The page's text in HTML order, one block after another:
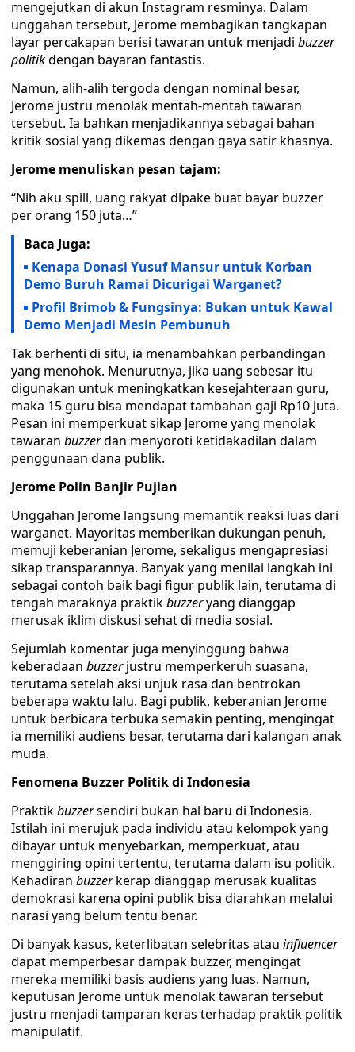
mengejutkan di akun Instagram resminya. Dalam
unggahan tersebut, Jerome membagikan tangkapan
layar percakapan berisi tawaran untuk menjadi buzzer
politikdengan bayaran fantastis.
Namun, alih-alih tergoda dengan nominal besar,
Jerome justru menolak mentah-mentah tawaran
tersebut. Ia bahkan menjadikannya sebagai bahan
kritik sosial yang dikemas dengan gaya satir khasnya.
Jerome menuliskan pesan tajam:
“Nih aku spill, uang rakyat dipake buat bayar buzzer
per orang 150 juta…”
Baca Juga:
Kenapa Donasi Yusuf Mansur untuk Korban
Demo Buruh Ramai Dicurigai Warganet?
Profil Brimob & Fungsinya: Bukan untuk Kawal
Demo Menjadi Mesin Pembunuh
Tak berhenti di situ, ia menambahkan perbandingan
yang menohok. Menurutnya, jika uang sebesar itu
digunakan untuk meningkatkan kesejahteraan guru,
maka 15 guru bisa mendapat tambahan gaji Rp10 juta.
Pesan ini memperkuat sikap Jerome yang menolak
tawaran buzzerdan menyoroti ketidakadilan dalam
penggunaan dana publik.
Jerome Polin Banjir Pujian
Unggahan Jerome langsung memantik reaksi luas dari
warganet. Mayoritas memberikan dukungan penuh,
memuji keberanian Jerome, sekaligus mengapresiasi
sikap transparannya. Banyak yang menilai langkah ini
sebagai contoh baik bagi figur publik lain, terutama di
tengah maraknya praktikbuzzeryang dianggap
merusak iklim diskusi sehat di media sosial.
Sejumlah komentar juga menyinggung bahwa
keberadaan buzzerjustru memperkeruh suasana,
terutama setelah aksi unjuk rasa dan bentrokan
beberapa waktu lalu. Bagi publik, keberanian Jerome
untuk berbicara terbuka semakin penting, mengingat
ia memiliki audiens besar, terutama dari kalangan anak
muda.
Fenomena Buzzer Politik di Indonesia
Praktikbuzzersendiri bukan hal baru di Indonesia.
Istilah ini merujuk pada individu atau kelompok yang
dibayar untuk menyebarkan, memperkuat, atau
menggiring opini tertentu, terutama dalam isu politik.
Kehadiran buzzerkerap dianggap merusak kualitas
demokrasi karena opini publik bisa diarahkan melalui
narasi yang belum tentu benar.
Di banyak kasus, keterlibatan selebritas atau influencer
dapat memperbesar dampak buzzer, mengingat
mereka memiliki basis audiens yang luas. Namun,
keputusan Jerome untuk menolak tawaran tersebut
justru menjadi tamparan keras terhadap praktik politik
manipulatif.